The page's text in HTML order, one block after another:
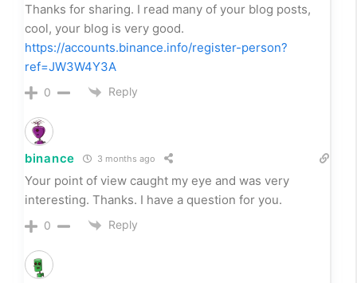
Thanks for sharing. I read many of your blog posts,
cool, your blog is very good.
https://accounts.binance.info/register-person?
ref=JW3W4Y3A
0 Reply
binance 3 months ago
Your point of view caught my eye and was very
interesting. Thanks. I have a question for you.
0 Reply